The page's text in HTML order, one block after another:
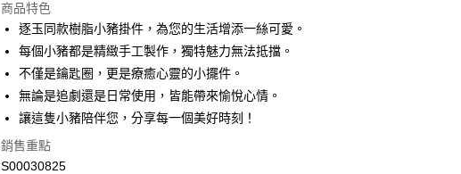
LINE Pay
Apple Pay
街口支付
全盈+PAY
ATM付款
商品特色
逐玉同款樹脂小豬掛件，為您的生活增添一絲可愛。
每個小豬都是精緻手工製作，獨特魅力無法抵擋。
不僅是鑰匙圈，更是療癒心靈的小擺件。
無論是追劇還是日常使用，皆能帶來愉悅心情。
讓這隻小豬陪伴您，分享每一個美好時刻！
銷售重點
S00030825